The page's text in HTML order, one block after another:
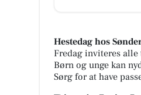
Hestedag hos
Fredag inviteres
Børn og unge kan
Sørg for at have